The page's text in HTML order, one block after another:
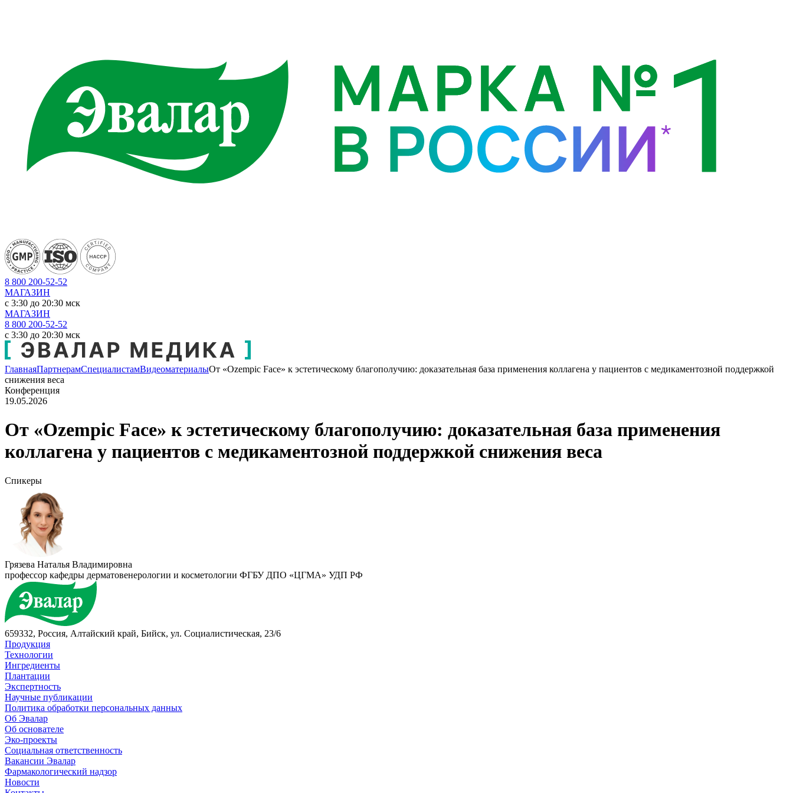
8 800 200-52-52
МАГАЗИН
c 3:30 до 20:30 мск
МАГАЗИН
8 800 200-52-52
c 3:30 до 20:30 мск
ГлавнаяПартнерамСпециалистамВидеоматериалыОт «Ozempic Faсе» к эстетическому благополучию: доказательная база применения коллагена у пациентов с медикаментозной поддержкой
снижения веса
Конференция
19.05.2026
От «Ozempic Faсе» к эстетическому благополучию: доказательная база применения
коллагена у пациентов с медикаментозной поддержкой снижения веса
Спикеры
Грязева Наталья Владимировна
профессор кафедры дерматовенерологии и косметологии ФГБУ ДПО «ЦГМА» УДП РФ
659332, Россия, Алтайский край, Бийск, ул. Социалистическая, 23/6
Продукция
Технологии
Ингредиенты
Плантации
Экспертность
Научные публикации
Политика обработки персональных данных
Об Эвалар
Об основателе
Эко-проекты
Социальная ответственность
Вакансии Эвалар
Фармакологический надзор
Новости